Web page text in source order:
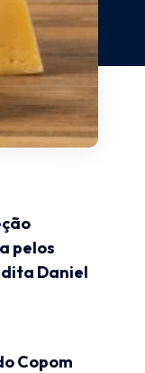
pelos
Daniel
Copom